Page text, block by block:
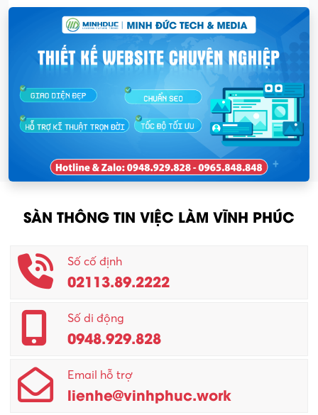
SÀN THÔNG TIN VIỆC LÀM VĨNH PHÚC
Số cố định
02113.89.2222
Số di động
0948.929.828
Email hỗ trợ
lienhe@vinhphuc.work